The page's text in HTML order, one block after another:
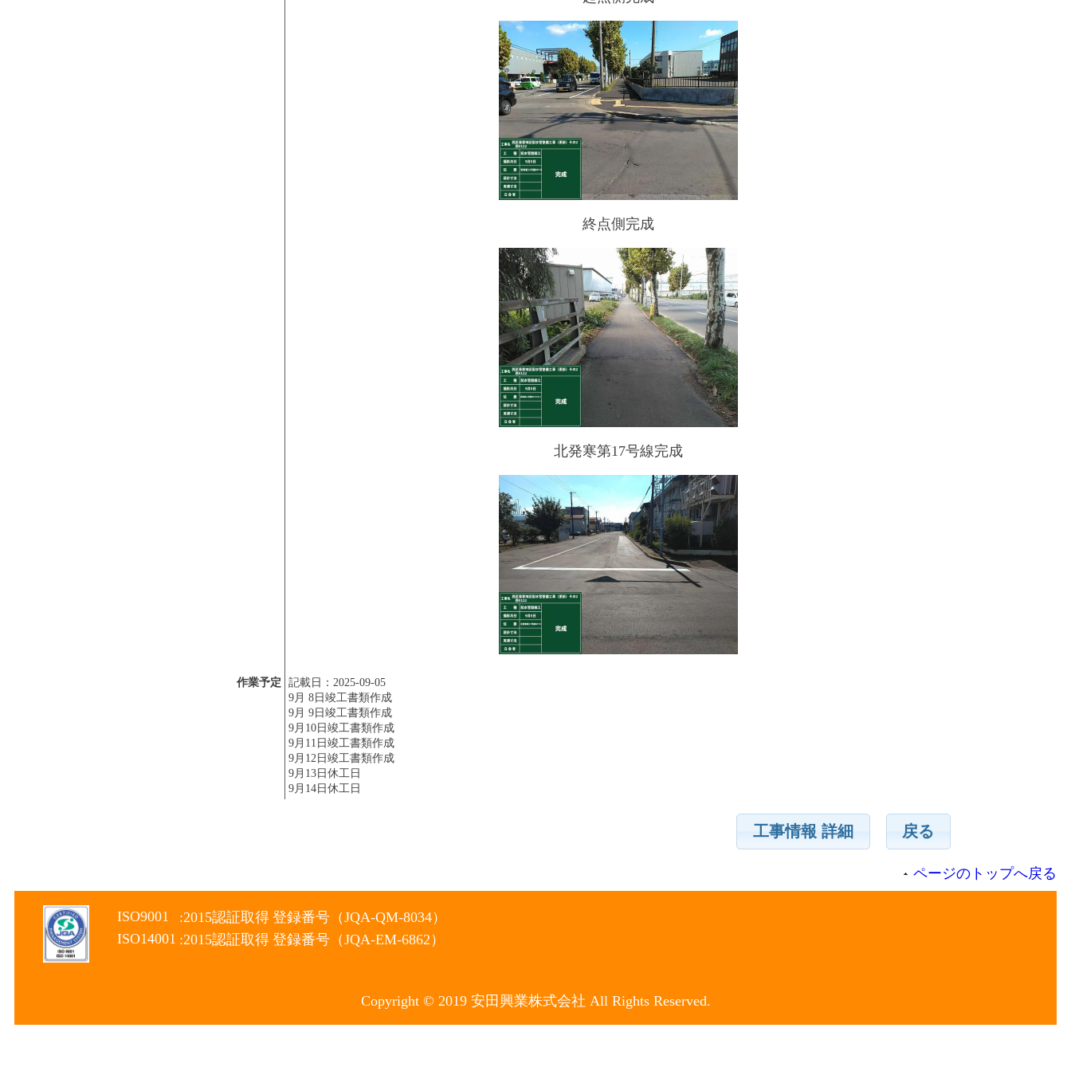
終点側完成
北発寒第17号線完成
作業予定
記載日：2025-09-05
9月 8日竣工書類作成
9月 9日竣工書類作成
9月10日竣工書類作成
9月11日竣工書類作成
9月12日竣工書類作成
9月13日休工日
9月14日休工日
工事情報 詳細 戻る
ページのトップへ戻る
ISO9001 :2015認証取得 登録番号（JQA-QM-8034）
ISO14001 :2015認証取得 登録番号（JQA-EM-6862）
Copyright © 2019 安田興業株式会社 All Rights Reserved.